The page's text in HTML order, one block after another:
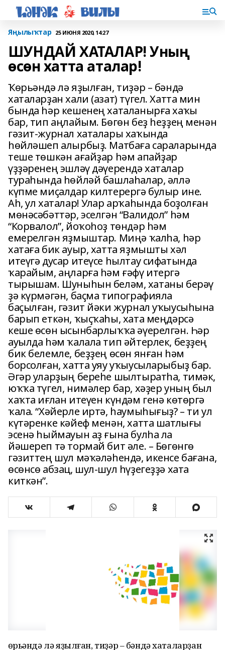
Яңылыҡтар 25 ИЮНЯ 2020, 14:27
ШУНДАЙ ХАТАЛАР! Уның
өсөн хатта аталар!
Ҡөрьәндә лә яҙылған, тиҙәр – бәндә
хаталарҙан хали (азат) түгел. Хатта мин
бында һәр кешенең хаталанырға хаҡы
бар, тип аңлайым. Бөгөн беҙ һеҙҙең менән
гәзит-журнал хаталары хаҡында
һөйләшеп алырбыҙ. Матбаға сараларында
теше төшкән ағайҙар һәм апайҙар
үҙҙәренең эшләү дәүерендә хаталар
тураһында һөйләй башлаһалар, әллә
күпме миҫалдар килтерергә булыр ине.
Аһ, ул хаталар! Улар арҡаһында боҙолған
мөнәсәбәттәр, эселгән “Валидол” һәм
“Корвалол”, йоҡоһоҙ төндәр һәм
емерелгән яҙмыштар. Миңә ҡалһа, һәр
хатаға бик ауыр, хатта яҙмышты хәл
итеүгә дусар итеүсе һылтау сифатында
ҡарайым, аңларға һәм ғәфү итергә
тырышам. Шуныһын беләм, хатаны берәү
ҙә күрмәгән, баҫма типографияла
баҫылған, гәзит йәки журнал уҡыусыһына
барып еткән, ҡыҫҡаһы, хата меңдәрсә
кеше өсөн ысынбарлыҡҡа әүерелгән. Һәр
ауылда һәм ҡалала тип әйтерлек, беҙҙең
бик белемле, беҙҙең өсөн янған һәм
борсолған, хатта уяу уҡыусыларыбыҙ бар.
Әгәр уларҙың береһе шылтыратһа, тимәк,
юҡҡа түгел, нимәлер бар, хәҙер уның был
хаҡта иғлан итеүен күндәм генә көтөргә
ҡала. “Хәйерле иртә, һаумыһығыҙ? – ти ул
күтәренке кәйеф менән, хатта шатлығы
эсенә һыймауын аҙ ғына булһа ла
йәшереп тә тормай бит әле. – Бөгөнгө
гәзиттең шул мәҡәләһендә, икенсе бағана,
өсөнсө абзац, шул-шул һүҙегеҙҙә хата
киткән”.
Ҡөрьәндә лә яҙылған, тиҙәр – бәндә хаталарҙан